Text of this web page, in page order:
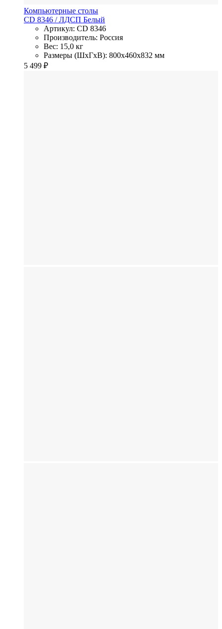
Компьютерные столы
CD 8346 / ЛДСП Белый
Артикул: CD 8346
Производитель: Россия
Вес: 15,0 кг
Размеры (ШхГхВ): 800x460x832 мм
5 499 ₽